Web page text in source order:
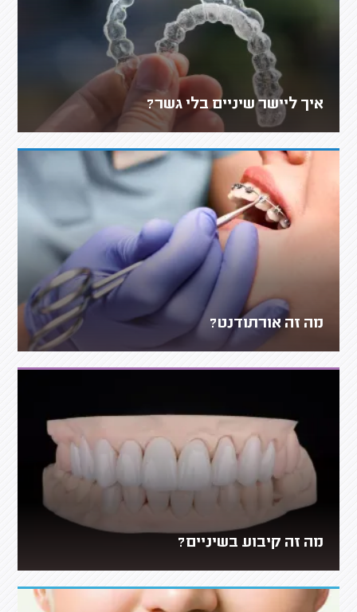
איך ליישר שיניים בלי גשר?
מה זה אורתודנט?
מה זה קיבוע בשיניים?